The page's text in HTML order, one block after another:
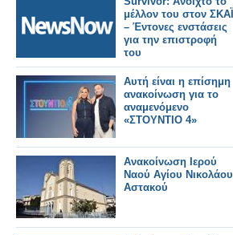
μέλλον του στον ΣΚΑΪ
– Έντονες ενστάσεις
για την επιστροφή
του
Αυτή είναι η επίσημη
ανακοίνωση για το
αναμενόμενο
«ΣΤΟΥΝΤΙΟ 4»
Ανακοίνωση Ιερού
Ναού Αγίου Νικολάου
Αστακού